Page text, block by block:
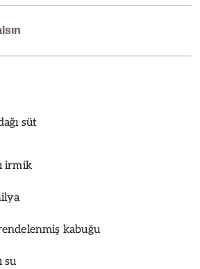
süt
irmik
kabuğu
su